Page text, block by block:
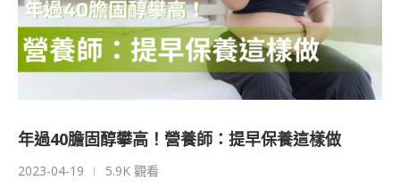
年過40膽固醇攀高！營養師：提早保養這樣做
2023-04-19 5.9K 觀看